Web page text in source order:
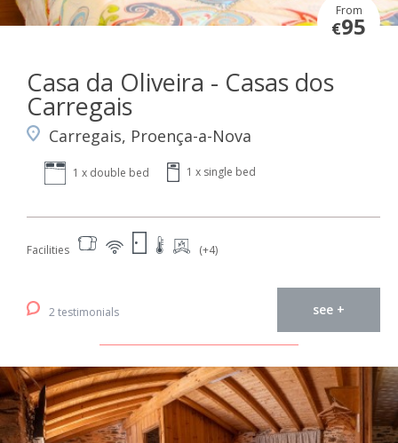
From
€95
Casa da Oliveira - Casas dos
Carregais
Carregais, Proença-a-Nova
1 x double bed 1 x single bed
Facilities (+4)
2 testimonials see +